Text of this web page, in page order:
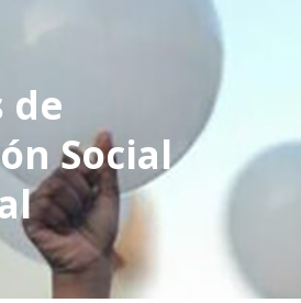
de
Social